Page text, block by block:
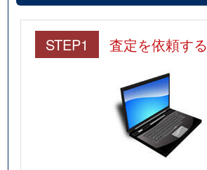
STEP1 査定を依頼する